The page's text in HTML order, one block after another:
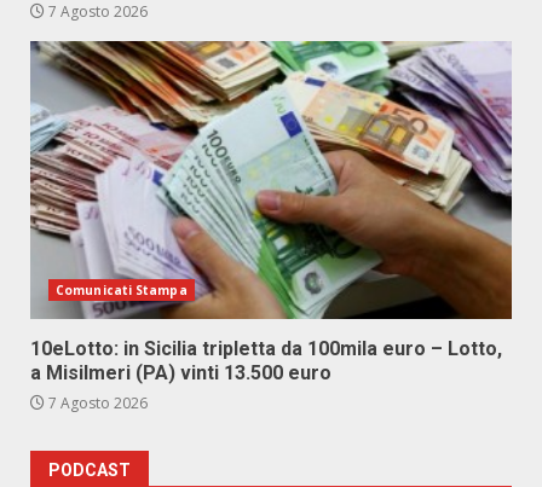
7 Agosto 2026
Comunicati Stampa
10eLotto: in Sicilia tripletta da 100mila euro – Lotto,
a Misilmeri (PA) vinti 13.500 euro
7 Agosto 2026
PODCAST